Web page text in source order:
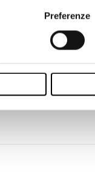
Preferenze